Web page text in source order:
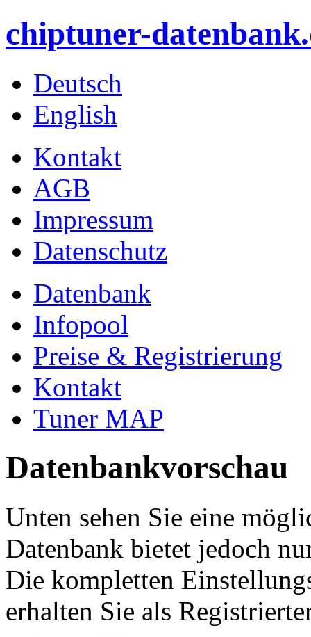
chiptuner-
Deutsch
English
Kontakt
AGB
Impressum
Datenschutz
Datenbank
Infopool
Preise & Registrierung
Kontakt
Tuner MAP
Datenbankvorschau
Unten sehen Sie eine
Datenbank bietet jedoch
Die kompletten
erhalten Sie als